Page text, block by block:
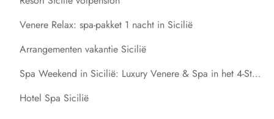
Venere Relax: spa-pakket 1 nacht in Sicilië
Arrangementen vakantie Sicilië
Spa Weekend in Sicilië: Luxury Venere & Spa in het 4-Sterren Resort
Hotel Spa Sicilië